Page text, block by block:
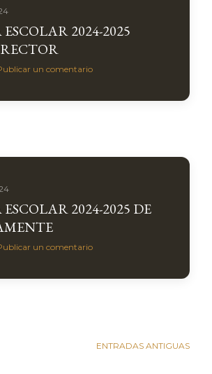
2024-2025
un comentario
2024-2025 DE
un comentario
ENTRADAS ANTIGUAS